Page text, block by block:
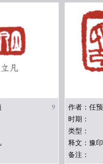
9
作者：任预
时期：
类型：
释文：豫印
备注：